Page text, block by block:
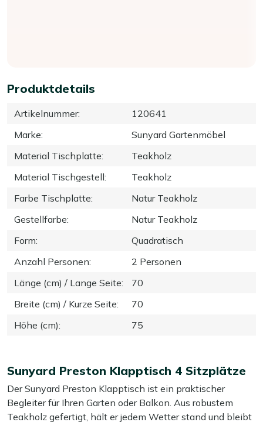
Produktdetails
Artikelnummer:
120641
Marke:
Sunyard Gartenmöbel
Material Tischplatte:
Teakholz
Material Tischgestell:
Teakholz
Farbe Tischplatte:
Natur Teakholz
Gestellfarbe:
Natur Teakholz
Form:
Quadratisch
Anzahl Personen:
2 Personen
Länge (cm) / Lange Seite:
70
Breite (cm) / Kurze Seite:
70
Höhe (cm): 75
Sunyard Preston Klapptisch 4 Sitzplätze
Der Sunyard Preston Klapptisch ist ein praktischer
Begleiter für Ihren Garten oder Balkon. Aus robustem
Teakholz gefertigt, hält er jedem Wetter stand und bleibt